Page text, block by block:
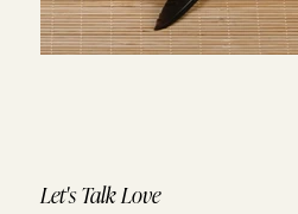
Let's Talk Love